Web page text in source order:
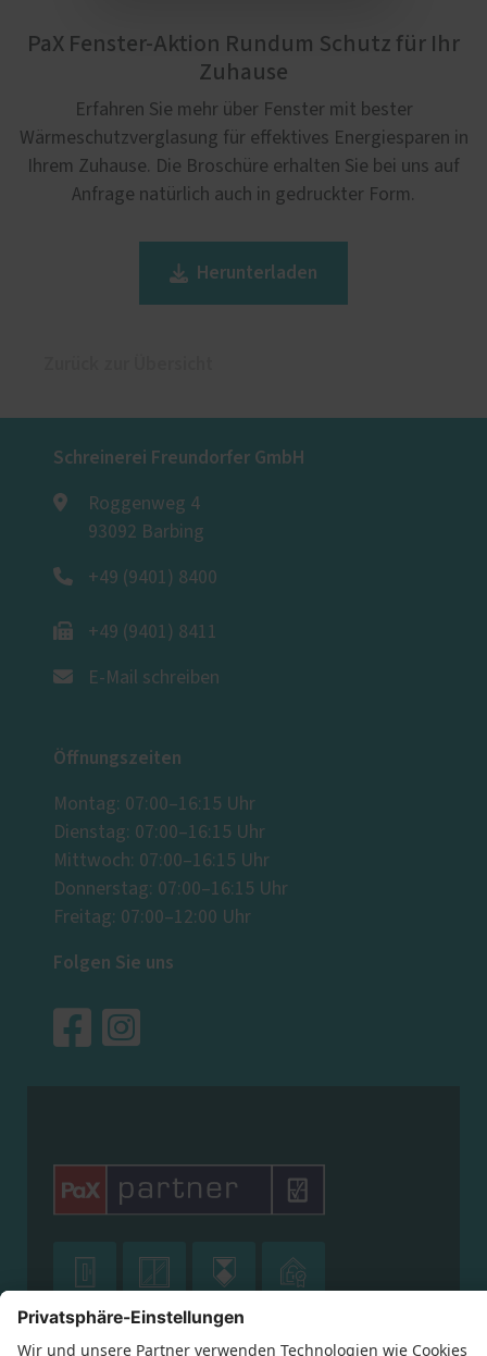
PaX Fenster-Aktion Rundum Schutz für Ihr
Zuhause
Erfahren Sie mehr über Fenster mit bester
Wärmeschutzverglasung für effektives Energiesparen in
Ihrem Zuhause. Die Broschüre erhalten Sie bei uns auf
Anfrage natürlich auch in gedruckter Form.
Herunterladen
Schreinerei Freundorfer GmbH
Roggenweg 4
93092 Barbing
+49 (9401) 8400
+49 (9401) 8411
E-Mail schreiben
Öffnungszeiten
Montag: 07:00–16:15 Uhr
Dienstag: 07:00–16:15 Uhr
Mittwoch: 07:00–16:15 Uhr
Donnerstag: 07:00–16:15 Uhr
Freitag: 07:00–12:00 Uhr
Folgen Sie uns
   
   